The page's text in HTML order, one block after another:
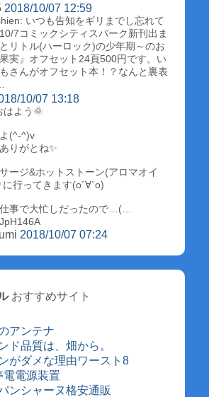
2018/10/07 12:59
いつも告知をギリまでし忘れて
7コミックシティスパーク新刊出ま
リトル(ハーロック)の少年期～のお
実』オフセット24頁500円です。い
さんがオフセット本！？なんと裏表
10/07 13:18
はよう🌞
(^-^)v
りがとね✨
ージ&ホットストーン(アロマオイ
行ってきます(о´∀`о)
事で大忙しだったので…(…
2018/10/07 07:24
おすすめサイト
アンテナ
ド品質は、畑から。
がダメな理由ワースト8
電電源装置
ンシャーヌ格安通販